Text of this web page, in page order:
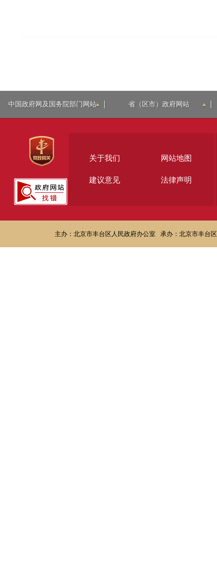
中国政府网及国务院部门网站 省（区市）政府网站
关于我们 网站地图
建议意见 法律声明
主办：北京市丰台区人民政府办公室 承办：北京市丰台